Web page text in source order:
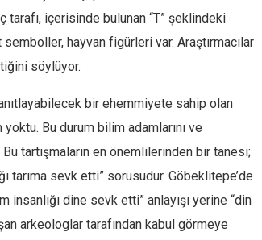
tarafı, içerisinde bulunan “T” şeklindeki
hayvan figürleri var. Araştırmacılar
söylüyor.
bir ehemmiyete sahip olan
Bu durum bilim adamlarını ve
tartışmaların en önemlilerinden bir tanesi;
tarıma sevk etti” sorusudur. Göbeklitepe’de
insanlığı dine sevk etti” anlayışı yerine “din
arkeologlar tarafından kabul görmeye